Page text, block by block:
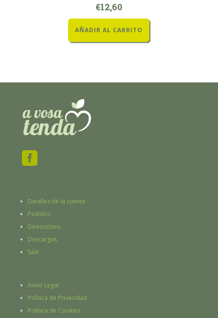
€12,60
AÑADIR AL CARRITO

Detalles de la cuenta
Pedidos
Direcciones
Descargas
Salir
Aviso Legal
Política de Privacidad
Política de Cookies